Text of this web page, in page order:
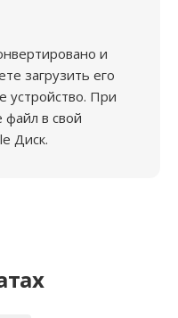
и
загрузить его
устройство. При
файл в свой
Диск.